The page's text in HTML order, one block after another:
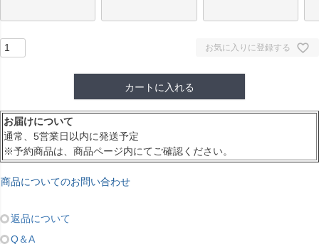
お気に入りに登録する
カートに入れる
お届けについて
通常、5営業日以内に発送予定
※予約商品は、商品ページ内にてご確認ください。
商品についてのお問い合わせ
返品について
Q＆A